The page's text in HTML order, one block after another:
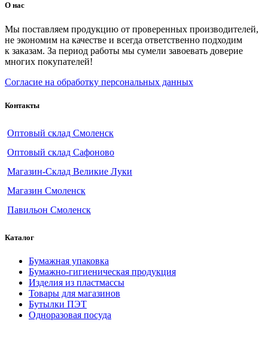
О нас
Мы поставляем продукцию от проверенных производителей,
не экономим на качестве и всегда ответственно подходим
к заказам. За период работы мы сумели завоевать доверие
многих покупателей!
Согласие на обработку персональных данных
Контакты
Оптовый склад Смоленск
Оптовый склад Сафоново
Магазин-Склад Великие Луки
Магазин Смоленск
Павильон Смоленск
Каталог
Бумажная упаковка
Бумажно-гигиеническая продукция
Изделия из пластмассы
Товары для магазинов
Бутылки ПЭТ
Одноразовая посуда